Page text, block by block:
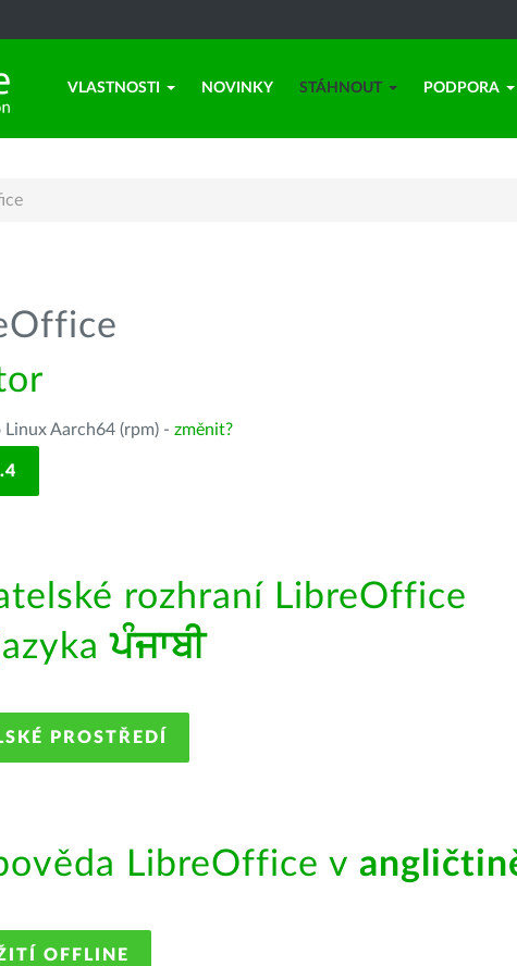
VLASTNOSTI NOVINKY STÁHNOUT PODPORA
Aarch64 (rpm) - změnit?
rozhraní LibreOffice
ਪੰਜਾਬੀ
PROSTŘEDÍ
LibreOffice v
OFFLINE